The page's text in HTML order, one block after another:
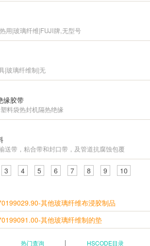
用|玻璃纤维|FUJI牌,无型号
|玻璃纤维制|无
缘胶带
料袋热封机隔热绝缘
送带，粘合带和封口带，及管道抗腐蚀包覆
3 4 5 6 7 8 9
10
其他玻璃纤维布浸胶制品
其他玻璃纤维制的垫
热门查询 HSCODE目录